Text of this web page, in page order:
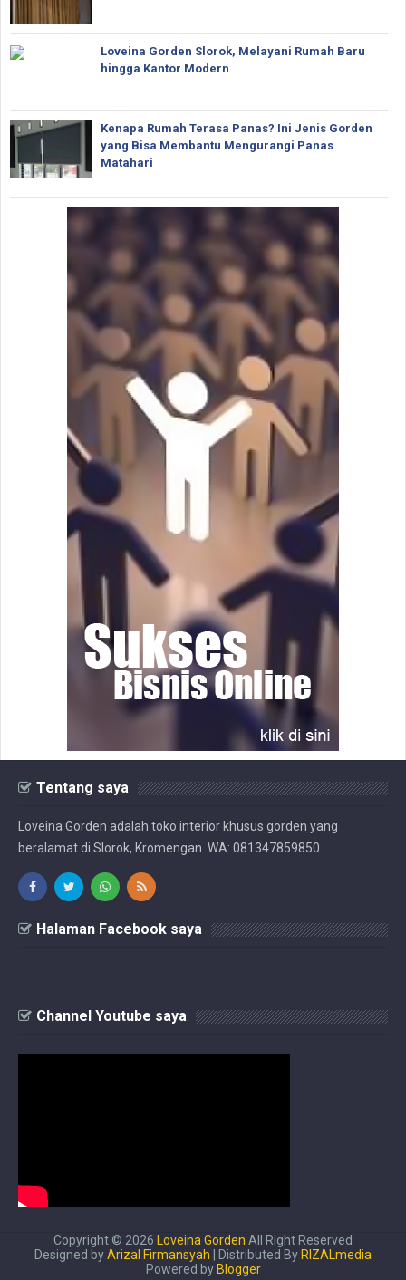
Loveina Gorden Slorok, Melayani Rumah Baru
hingga Kantor Modern
Kenapa Rumah Terasa Panas? Ini Jenis Gorden
yang Bisa Membantu Mengurangi Panas
Matahari
Tentang saya
Loveina Gorden adalah toko interior khusus gorden yang
beralamat di Slorok, Kromengan. WA: 081347859850
Halaman Facebook saya
Channel Youtube saya
Copyright © 2026 Loveina Gorden All Right Reserved
Designed byArizal Firmansyah | Distributed By RIZALmedia
Powered by Blogger